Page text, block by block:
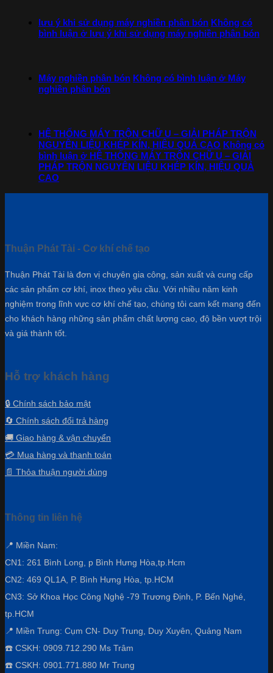
lưu ý khi sử dụng máy nghiền phân bón Không có
bình luận ở lưu ý khi sử dụng máy nghiền phân bón
Máy nghiền phân bón Không có bình luận ở Máy
nghiền phân bón
HỆ THỐNG MÁY TRỘN CHỮ U – GIẢI PHÁP TRỘN
NGUYÊN LIỆU KHÉP KÍN, HIỆU QUẢ CAO Không có
bình luận ở HỆ THỐNG MÁY TRỘN CHỮ U – GIẢI
PHÁP TRỘN NGUYÊN LIỆU KHÉP KÍN, HIỆU QUẢ
CAO
Thuận Phát Tài - Cơ khí chế tạo
Thuận Phát Tài là đơn vị chuyên gia công, sản xuất và cung cấp
các sản phẩm cơ khí, inox theo yêu cầu. Với nhiều năm kinh
nghiệm trong lĩnh vực cơ khí chế tạo, chúng tôi cam kết mang đến
cho khách hàng những sản phẩm chất lượng cao, độ bền vượt trội
và giá thành tốt.
Hỗ trợ khách hàng
🔒 Chính sách bảo mật
🔄 Chính sách đổi trả hàng
🚚 Giao hàng & vận chuyển
💳 Mua hàng và thanh toán
📄 Thỏa thuận người dùng
Thông tin liên hệ
📍 Miền Nam:
CN1: 261 Bình Long, p Bình Hưng Hòa, tp.Hcm
CN2: 469 QL1A, P. Bình Hưng Hòa, tp.HCM
CN3: Sở Khoa Học Công Nghệ -79 Trương Định, P. Bến Nghé,
tp.HCM
📍 Miền Trung: Cụm CN- Duy Trung, Duy Xuyên, Quảng Nam
☎️ CSKH: 0909.712.290 Ms Trâm
☎️ CSKH: 0901.771.880 Mr Trung